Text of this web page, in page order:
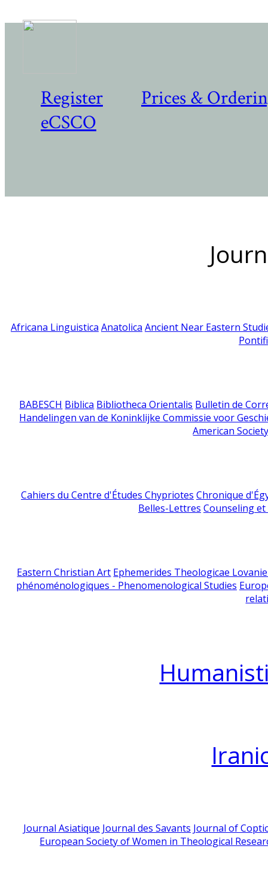
Register
Prices &
eCSCO
Africana Linguistica Anatolica Ancient Near Eastern
BABESCH Biblica Bibliotheca Orientalis Bulletin de
Handelingen van de Koninklijke Commissie voor
American
Cahiers du Centre d'Études Chypriotes Chronique
Belles-Lettres Counseling
Eastern Christian Art Ephemerides Theologicae
phénoménologiques - Phenomenological Studies
Journal Asiatique Journal des Savants Journal of
European Society of Women in Theological